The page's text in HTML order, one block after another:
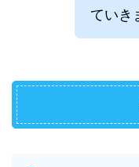
ていき